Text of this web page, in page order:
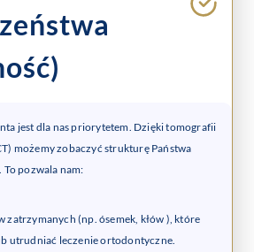
jest dla nas priorytetem. Dzięki tomografii
możemy zobaczyć strukturę Państwa
pozwala nam:
zatrzymanych (np. ósemek, kłów ), które
utrudniać leczenie ortodontyczne.